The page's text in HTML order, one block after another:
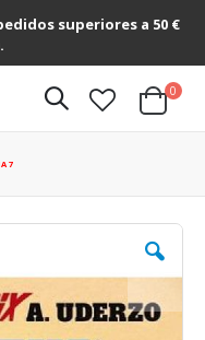
superiores a 50 €
Cart
0
7